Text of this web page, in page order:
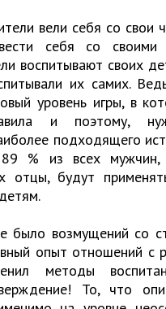
вели себя со свои
себя со
воспитывают своих
их самих.
уровень игры, в
и поэтому,
подходящего
89 % из всех
отцы, будут
было возмущений со
опыт отношений с
методы
То, что